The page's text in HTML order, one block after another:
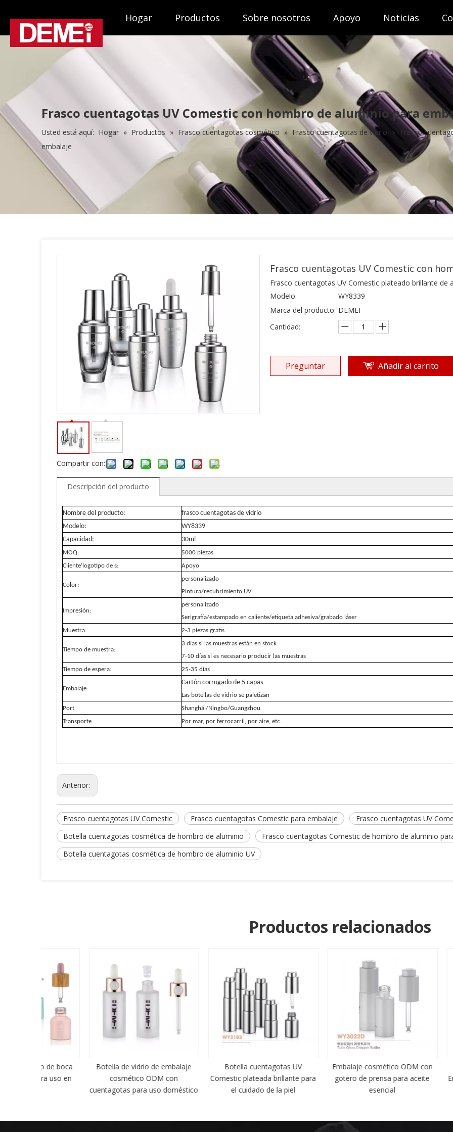
Hogar Productos Sobre nosotros Apoyo Noticias
Frasco cuentagotas UV Comestic con hombro de aluminio para
Usted está aquí: Hogar » Productos » Frasco cuentagotas cosmético » Frasco cuentagotas de vidrio »
Frasco
embalaje
Compartir con:
Frasco cuentagotas UV Comestic con
Frasco cuentagotas UV Comestic plateado brillante de
Modelo:
WY8339
Marca del producto: DEMEI
Cantidad:
Preguntar Añadir al carrito
Descripción del producto
Nombre del producto:
frasco cuentagotas de vidrio
Modelo:
WY8339
Capacidad:
30ml
MOQ:
5000 piezas
Cliente’ logotipo de s: Apoyo
Color:
personalizado
Pintura/recubrimiento UV
Impresión:
personalizado
Serigrafía/estampado en caliente/etiqueta adhesiva/grabado láser
Muestra:
2-3 piezas gratis
Tiempo de muestra:
3 días si las muestras están en stock
7-10 días si es necesario producir las muestras
Tiempo de espera:
25-35 días
Embalaje:
Cartón corrugado de 5 capas
Las botellas de vidrio se paletizan
Port
Shanghái/Ningbo/Guangzhou
Transporte
Por mar, por ferrocarril, por aire, etc.
Anterior:
Frasco cuentagotas UV Comestic Frasco cuentagotas Comestic para embalaje
Frasco cuentagotas UV
Botella cuentagotas cosmética de hombro de aluminio
Frasco cuentagotas Comestic de hombro de aluminio
Botella cuentagotas cosmética de hombro de aluminio UV
Productos relacionados
Botella de vidrio de embalaje
cosmético ODM con
cuentagotas para uso doméstico
Botella cuentagotas UV
Comestic plateada brillante para
el cuidado de la piel
Embalaje cosmético ODM con
gotero de prensa para aceite
Gotero de
Envasado